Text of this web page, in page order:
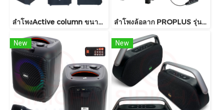
ลำโพงActive column ขนาด15นิ้ว Soundit รุ่น Sv60 pro ลำโพงล้อลาก PROPLUS รุ่น GX12
New New